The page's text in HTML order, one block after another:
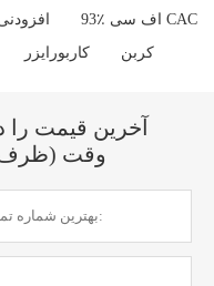
افزودنی کربن
93٪ اف سی CAC
کاربورایزر کربن
آخرین قیمت را
وقت (ظرف 12 ساعت) پاسخ خواهیم